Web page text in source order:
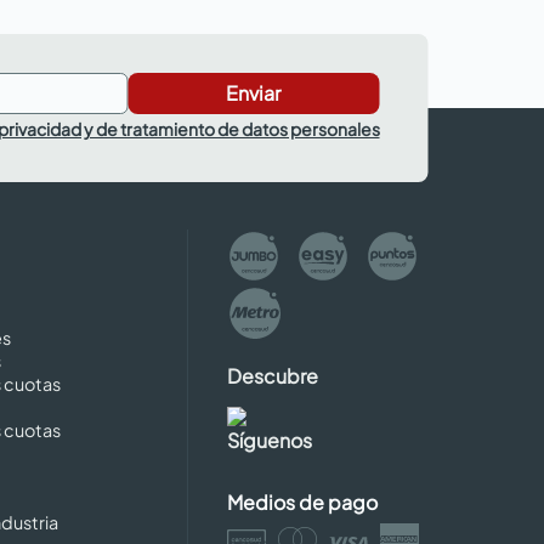
Enviar
y de tratamiento de datos personales
cuotas
cuotas
Descubre
Síguenos
Medios de pago